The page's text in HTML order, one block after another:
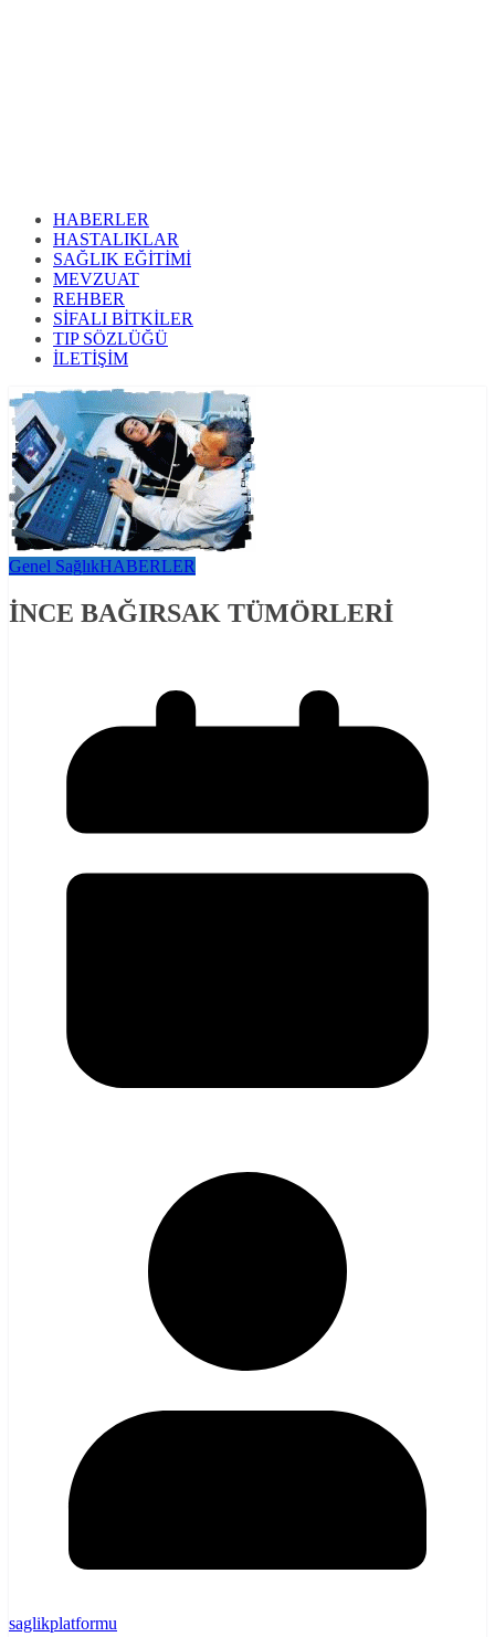
HABERLER
HASTALIKLAR
SAĞLIK EĞİTİMİ
MEVZUAT
REHBER
SİFALI BİTKİLER
TIP SÖZLÜĞÜ
İLETİŞİM
Genel SağlıkHABERLER
İNCE BAĞIRSAK TÜMÖRLERİ
saglikplatformu